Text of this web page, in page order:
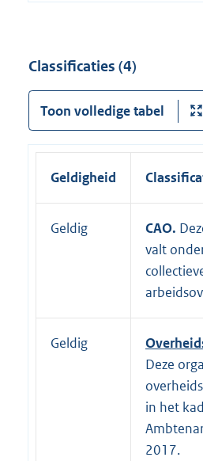
Classificaties (4)
Toon volledige tabel
Geldigheid
Geldig CAO.
valt
Geldig
E
x
t
e
r
n
Deze
in het
2017.